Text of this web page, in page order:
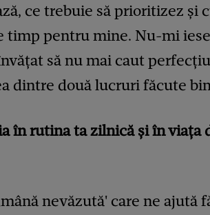
ce trebuie să prioritizez și
timp pentru mine. Nu-mi iese
să nu mai caut
dintre două lucruri făcute
în rutina ta zilnică și în viața
nevăzută' care ne ajută